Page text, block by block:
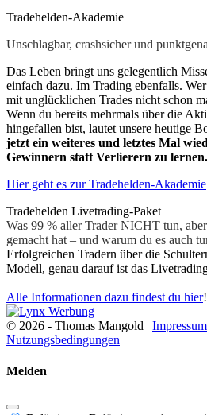
Tradehelden-Akademie
Unschlagbar, crashsicher und
Das Leben bringt uns gelegentlich
einfach dazu. Im Trading ebenfalls.
mit unglücklichen Trades nicht schon
Wenn du bereits mehrmals über die
hingefallen bist, lautet unsere heutige
jetzt ein weiteres und letztes Mal
Gewinnern statt Verlierern zu lernen.
Hier geht es zur Tradehelden-Akademie
Tradehelden Livetrading-Paket
Was 99 % aller Trader NICHT tun,
gemacht hat – und warum du es auch
Erfolgreichen Tradern über die
Modell, genau darauf ist das
Alle Informationen dazu findest du hier!
© 2026 - Thomas Mangold | Impressum
Nutzungsbedingungen
Melden